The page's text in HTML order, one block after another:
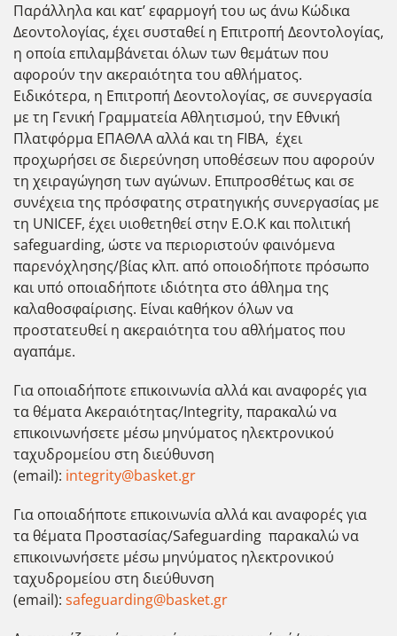
Παράλληλα και κατ’ εφαρμογή του ως άνω Κώδικα
Δεοντολογίας, έχει συσταθεί η Επιτροπή Δεοντολογίας,
η οποία επιλαμβάνεται όλων των θεμάτων που
αφορούν την ακεραιότητα του αθλήματος.
Ειδικότερα, η Επιτροπή Δεοντολογίας, σε συνεργασία
με τη Γενική Γραμματεία Αθλητισμού, την Εθνική
Πλατφόρμα ΕΠΑΘΛΑ αλλά και τη FIBA, έχει
προχωρήσει σε διερεύνηση υποθέσεων που αφορούν
τη χειραγώγηση των αγώνων. Επιπροσθέτως και σε
συνέχεια της πρόσφατης στρατηγικής συνεργασίας με
τη UNICEF, έχει υιοθετηθεί στην Ε.Ο.Κ και πολιτική
safeguarding, ώστε να περιοριστούν φαινόμενα
παρενόχλησης/βίας κλπ. από οποιοδήποτε πρόσωπο
και υπό οποιαδήποτε ιδιότητα στο άθλημα της
καλαθοσφαίρισης. Είναι καθήκον όλων να
προστατευθεί η ακεραιότητα του αθλήματος που
αγαπάμε.
Για οποιαδήποτε επικοινωνία αλλά και αναφορές για
τα θέματα Ακεραιότητας/Integrity, παρακαλώ να
επικοινωνήσετε μέσω μηνύματος ηλεκτρονικού
ταχυδρομείου στη διεύθυνση
(email): integrity@basket.gr
Για οποιαδήποτε επικοινωνία αλλά και αναφορές για
τα θέματα Προστασίας/Safeguarding παρακαλώ να
επικοινωνήσετε μέσω μηνύματος ηλεκτρονικού
ταχυδρομείου στη διεύθυνση
(email): safeguarding@basket.gr